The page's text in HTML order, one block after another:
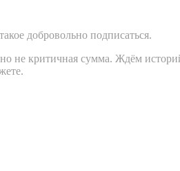
добровольно подписаться.
не критичная сумма. Ждём